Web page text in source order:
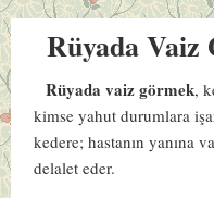
Rüyada Vaiz
Rüyada vaiz görmek,
kimse yahut durumlara
kedere; hastanın yanına
delalet eder.